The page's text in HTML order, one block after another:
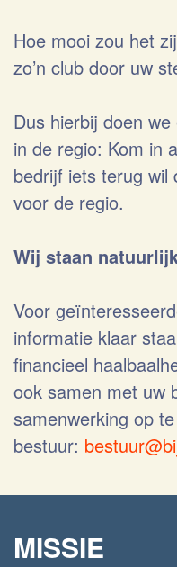
Hoe mooi zou het
zo’n club door uw
Dus hierbij doen
in de regio: Kom in
bedrijf iets terug wil
voor de regio.
Wij staan
Voor
informatie klaar
financieel
ook samen met uw
samenwerking op
bestuur:
MISSIE